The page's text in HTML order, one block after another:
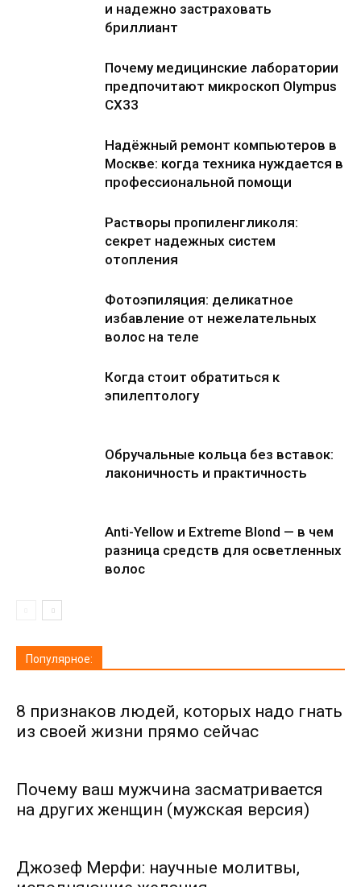
и надежно застраховать
бриллиант
Почему медицинские лаборатории
предпочитают микроскоп Olympus
CX33
Надёжный ремонт компьютеров в
Москве: когда техника нуждается в
профессиональной помощи
Растворы пропиленгликоля:
секрет надежных систем
отопления
Фотоэпиляция: деликатное
избавление от нежелательных
волос на теле
Когда стоит обратиться к
эпилептологу
Обручальные кольца без вставок:
лаконичность и практичность
Anti-Yellow и Extreme Blond — в чем
разница средств для осветленных
волос
Популярное:
8 признаков людей, которых надо гнать
из своей жизни прямо сейчас
Почему ваш мужчина засматривается
на других женщин (мужская версия)
Джозеф Мерфи: научные молитвы,